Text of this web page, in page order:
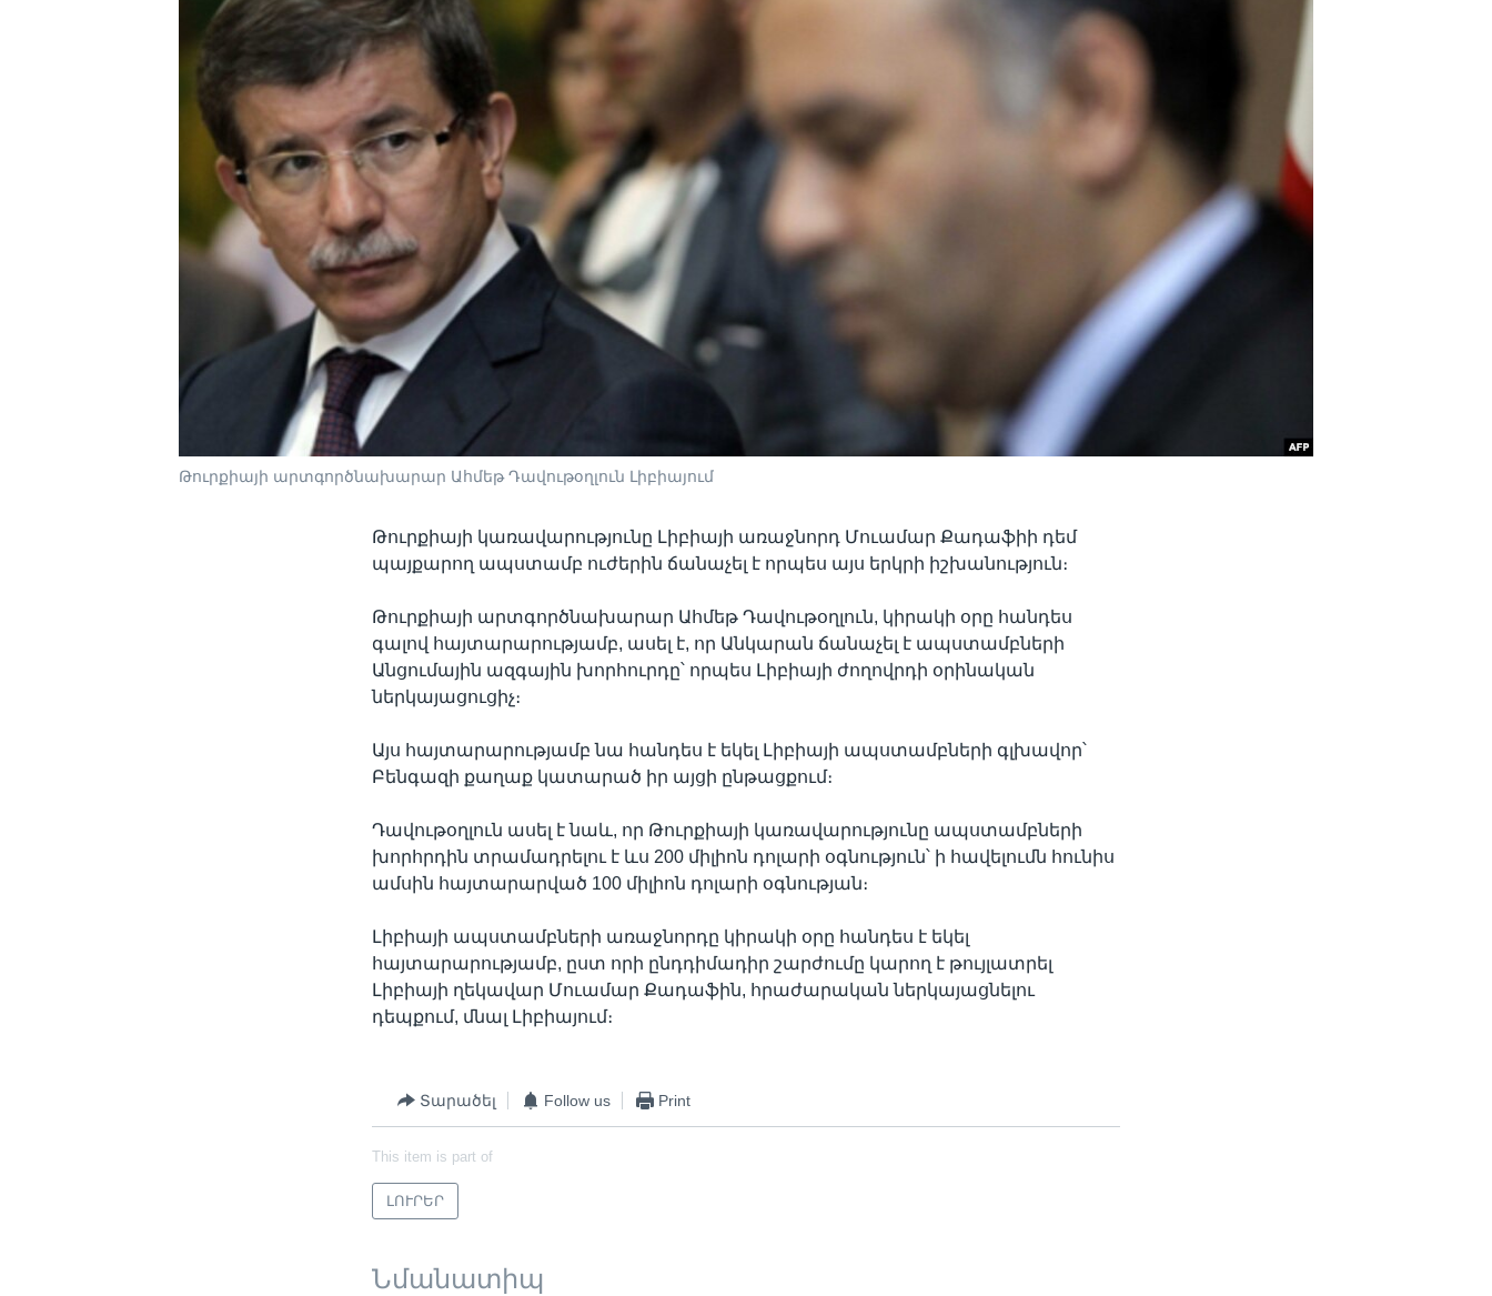
Թուրքիայի արտգործնախարար Ահմեթ Դավութօղլուն Լիբիայում
Թուրքիայի կառավարությունը Լիբիայի առաջնորդ Մուամար Քադաֆիի դեմ
պայքարող ապստամբ ուժերին ճանաչել է որպես այս երկրի իշխանություն։
Թուրքիայի արտգործնախարար Ահմեթ Դավութօղլուն, կիրակի օրը հանդես
գալով հայտարարությամբ, ասել է, որ Անկարան ճանաչել է ապստամբների
Անցումային ազգային խորհուրդը՝ որպես Լիբիայի ժողովրդի օրինական
ներկայացուցիչ։
Այս հայտարարությամբ նա հանդես է եկել Լիբիայի ապստամբների գլխավոր՝
Բենգազի քաղաք կատարած իր այցի ընթացքում։
Դավութօղլուն ասել է նաև, որ Թուրքիայի կառավարությունը ապստամբների
խորհրդին տրամադրելու է ևս 200 միլիոն դոլարի օգնություն՝ ի հավելումն հունիս
ամսին հայտարարված 100 միլիոն դոլարի օգնության։
Լիբիայի ապստամբների առաջնորդը կիրակի օրը հանդես է եկել
հայտարարությամբ, ըստ որի ընդդիմադիր շարժումը կարող է թույլատրել
Լիբիայի ղեկավար Մուամար Քադաֆին, հրաժարական ներկայացնելու
դեպքում, մնալ Լիբիայում։
Տարածել Follow us Print
This item is part of
ԼՈՒՐԵՐ
Նմանատիպ